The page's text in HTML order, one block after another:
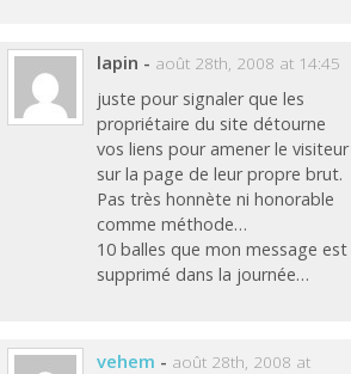
lapin - août 28th, 2008 at 14:45
juste pour signaler que les
propriétaire du site détourne
vos liens pour amener le visiteur
sur la page de leur propre brut.
Pas très honnète ni honorable
comme méthode…
10 balles que mon message est
supprimé dans la journée…
vehem - août 28th, 2008 at